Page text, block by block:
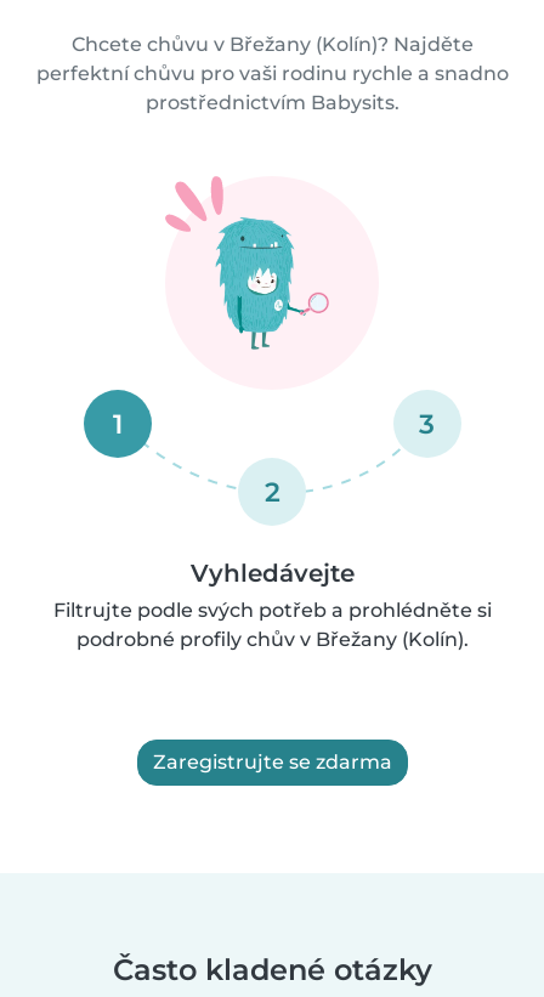
Chcete chůvu v Břežany (Kolín)? Najděte
perfektní chůvu pro vaši rodinu rychle a snadno
prostřednictvím Babysits.
1
2
3
Vyhledávejte
Filtrujte podle svých potřeb a prohlédněte si
podrobné profily chův v Břežany (Kolín).
Zaregistrujte se zdarma
Často kladené otázky